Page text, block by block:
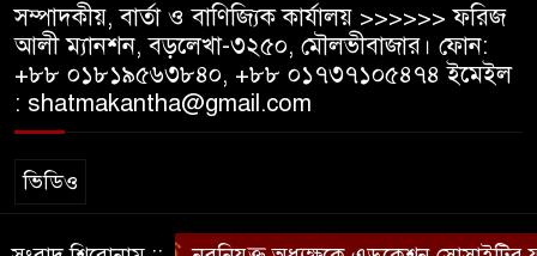
সম্পাদকীয়, বার্তা ও বাণিজ্যিক কার্যালয় >>>>>> ফরিজ
আলী ম্যানশন, বড়লেখা-৩২৫০, মৌলভীবাজার। ফোন:
+৮৮ ০১৮১৯৫৬৩৮৪০, +৮৮ ০১৭৩৭১০৫৪৭৪ ইমেইল
: shatmakantha@gmail.com
ভিডিও